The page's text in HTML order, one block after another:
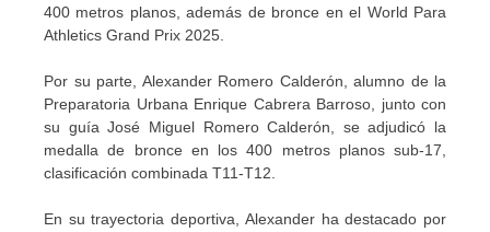
400 metros planos, además de bronce en el World Para
Athletics Grand Prix 2025.
Por su parte, Alexander Romero Calderón, alumno de la
Preparatoria Urbana Enrique Cabrera Barroso, junto con
su guía José Miguel Romero Calderón, se adjudicó la
medalla de bronce en los 400 metros planos sub-17,
clasificación combinada T11-T12.
En su trayectoria deportiva, Alexander ha destacado por